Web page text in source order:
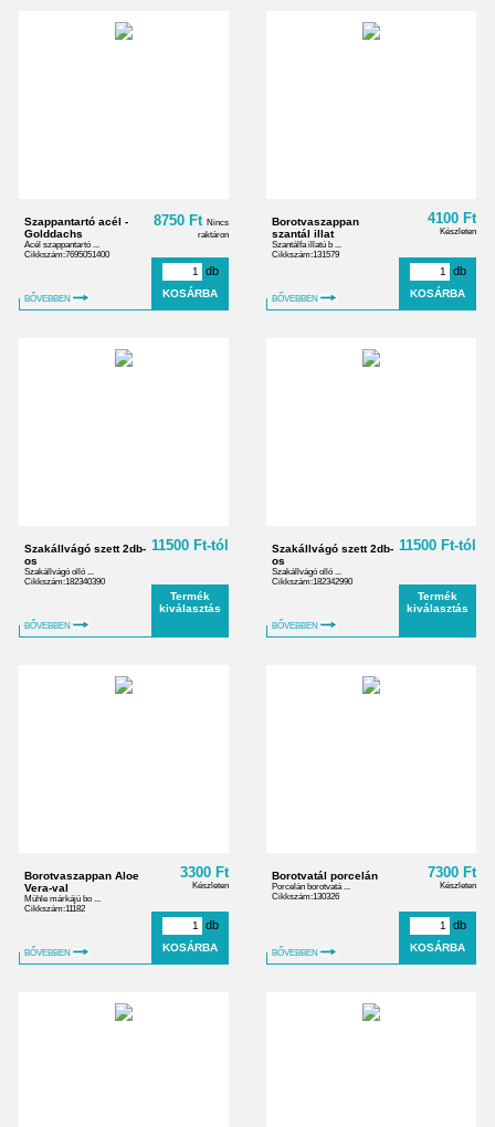
Szappantartó acél -
Golddachs
Acél szappantartó ...
Cikkszám:7695051400
BŐVEBBEN
8750 Ft Nincs
raktáron
db
Borotvaszappan
szantál illat
Szantálfa illatú b ...
Cikkszám:131579
BŐVEBBEN
4100 Ft
Készleten
db
Szakállvágó szett 2db-
os
Szakállvágó olló ...
Cikkszám:182340390
BŐVEBBEN
11500 Ft-tól
Termék
kiválasztás
Szakállvágó szett 2db-
os
Szakállvágó olló ...
Cikkszám:182342990
BŐVEBBEN
11500 Ft-tól
Termék
kiválasztás
Borotvaszappan Aloe
Vera-val
Mühle márkájú bo ...
Cikkszám:11182
BŐVEBBEN
3300 Ft
Készleten
db
Borotvatál porcelán
Porcelán borotvatá ...
Cikkszám:130326
BŐVEBBEN
7300 Ft
Készleten
db